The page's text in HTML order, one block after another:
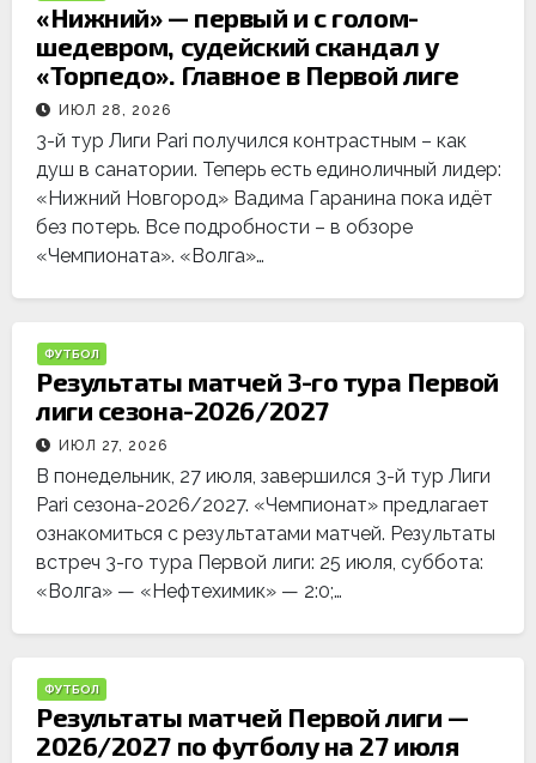
«Нижний» — первый и с голом-
шедевром, судейский скандал у
«Торпедо». Главное в Первой лиге
ИЮЛ 28, 2026
3-й тур Лиги Pari получился контрастным – как
душ в санатории. Теперь есть единоличный лидер:
«Нижний Новгород» Вадима Гаранина пока идёт
без потерь. Все подробности – в обзоре
«Чемпионата». «Волга»…
ФУТБОЛ
Результаты матчей 3-го тура Первой
лиги сезона-2026/2027
ИЮЛ 27, 2026
В понедельник, 27 июля, завершился 3-й тур Лиги
Pari сезона-2026/2027. «Чемпионат» предлагает
ознакомиться с результатами матчей. Результаты
встреч 3-го тура Первой лиги: 25 июля, суббота:
«Волга» — «Нефтехимик» — 2:0;…
ФУТБОЛ
Результаты матчей Первой лиги —
2026/2027 по футболу на 27 июля